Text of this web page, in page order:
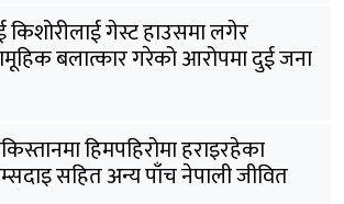
किशोरीलाई गेस्ट हाउसमा लगेर
बलात्कार गरेको आरोपमा दुई जना
हिमपहिरोमा हराइरहेका
सहित अन्य पाँच नेपाली जीवित